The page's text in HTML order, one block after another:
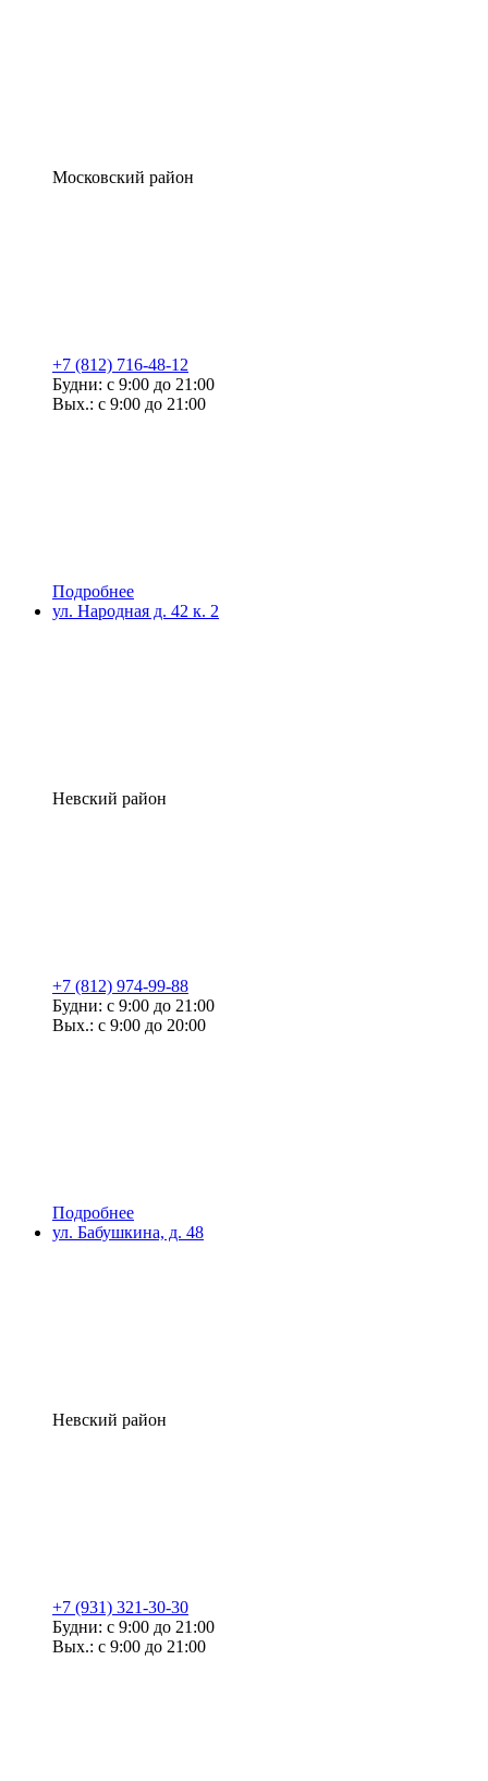
Московский район
+7 (812) 716-48-12
Будни: с 9:00 до 21:00
Вых.: с 9:00 до 21:00
Подробнее
ул. Народная д. 42 к. 2
Невский район
+7 (812) 974-99-88
Будни: с 9:00 до 21:00
Вых.: с 9:00 до 20:00
Подробнее
ул. Бабушкина, д. 48
Невский район
+7 (931) 321-30-30
Будни: с 9:00 до 21:00
Вых.: с 9:00 до 21:00